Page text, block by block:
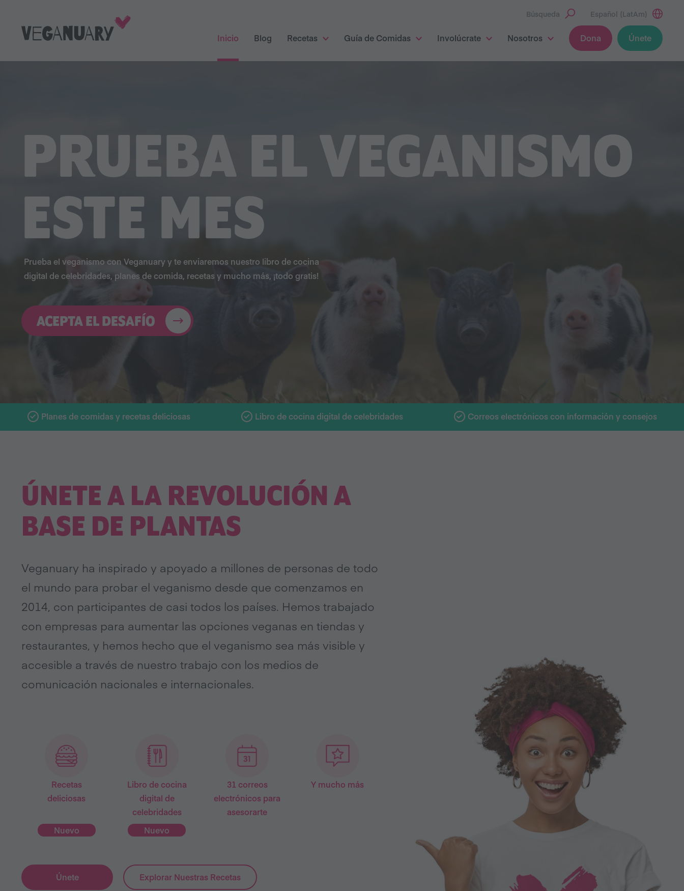
Búsqueda Español (LatAm)
Inicio Blog Recetas Guía de Comidas Involúcrate Nosotros Dona Únete
PRUEBA EL VEGANISMO
ESTE MES
Prueba el veganismo con Veganuary y te enviaremos nuestro libro de cocina
digital de celebridades, planes de comida, recetas y mucho más, ¡todo gratis!
ACEPTA EL DESAFÍO
Planes de comidas y recetas deliciosas Libro de cocina digital de celebridades Correos electrónicos con información y consejos
ÚNETE A LA REVOLUCIÓN A
BASE DE PLANTAS
Veganuary ha inspirado y apoyado a millones de personas de todo
el mundo para probar el veganismo desde que comenzamos en
2014, con participantes de casi todos los países. Hemos trabajado
con empresas para aumentar las opciones veganas en tiendas y
restaurantes, y hemos hecho que el veganismo sea más visible y
accesible a través de nuestro trabajo con los medios de
comunicación nacionales e internacionales.
Recetas
deliciosas
Nuevo
Libro de cocina
digital de
celebridades
Nuevo
31 correos
electrónicos para
asesorarte
Y mucho más
Únete Explorar Nuestras Recetas